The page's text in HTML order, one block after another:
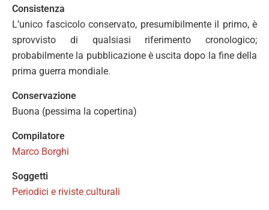
Consistenza
L’unico fascicolo conservato, presumibilmente il primo, è
sprovvisto di qualsiasi riferimento cronologico;
probabilmente la pubblicazione è uscita dopo la fine della
prima guerra mondiale.
Conservazione
Buona (pessima la copertina)
Compilatore
Marco Borghi
Soggetti
Periodici e riviste culturali